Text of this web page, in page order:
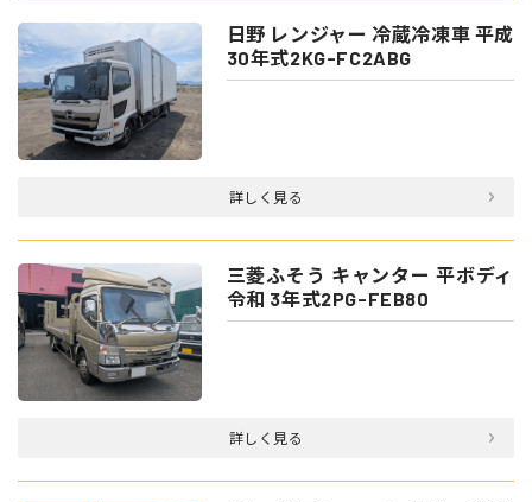
日野 レンジャー 冷蔵冷凍車 平成
30年式2KG-FC2ABG
詳しく見る
三菱ふそう キャンター 平ボディ
令和 3年式2PG-FEB80
詳しく見る